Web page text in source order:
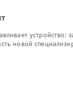
устройство:
новой